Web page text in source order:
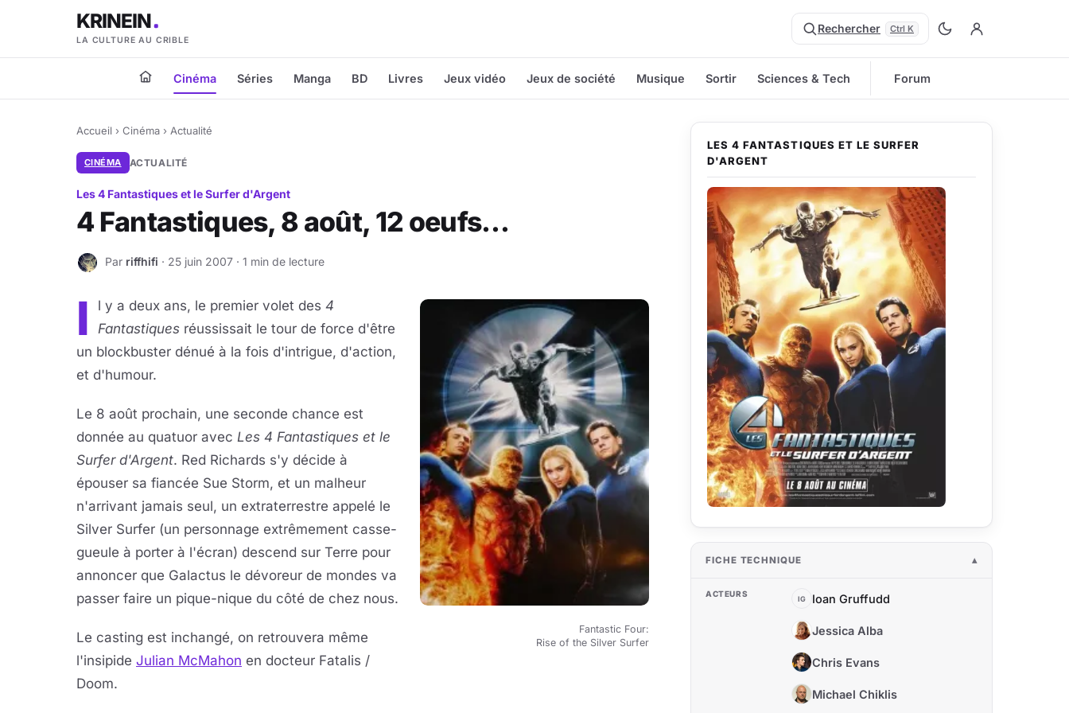
KRINEIN
LA CULTURE AU CRIBLE
Rechercher Ctrl K
Cinéma Séries Manga BD Livres Jeux vidéo Jeux de société Musique Sortir Sciences & Tech Forum
Accueil › Cinéma › Actualité
CINÉMA ACTUALITÉ
Les 4 Fantastiques et le Surfer d'Argent
4 Fantastiques, 8 août, 12 oeufs…
R Par riffhifi · 25 juin 2007 · 1 min de lecture
Fantastic Four:
Rise of the Silver Surfer
I l y a deux ans, le premier volet des 4
Fantastiques réussissait le tour de force d'être
un blockbuster dénué à la fois d'intrigue, d'action,
et d'humour.
Le 8 août prochain, une seconde chance est
donnée au quatuor avec Les 4 Fantastiques et le
Surfer d'Argent. Red Richards s'y décide à
épouser sa fiancée Sue Storm, et un malheur
n'arrivant jamais seul, un extraterrestre appelé le
Silver Surfer (un personnage extrêmement casse-
gueule à porter à l'écran) descend sur Terre pour
annoncer que Galactus le dévoreur de mondes va
passer faire un pique-nique du côté de chez nous.
Le casting est inchangé, on retrouvera même
l'insipide Julian McMahon en docteur Fatalis /
Doom.
LES 4 FANTASTIQUES ET LE SURFER
D'ARGENT
FICHE TECHNIQUE
ACTEURS IG Ioan Gruffudd
JA Jessica Alba
CE Chris Evans
MC Michael Chiklis